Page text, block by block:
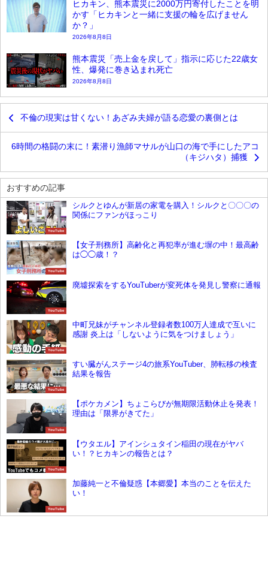
ヒカキン、熊本震災に2000万円寄付したことを明
かす「ヒカキンと一緒に支援の輪を広げません
か？」
2026年8月8日
熊本震災「売上金を戻して」指示に応じた22歳女
性、爆発に巻き込まれ死亡
2026年8月8日
不倫の現実は甘くない！あざみ夫婦が語る恋愛の裏側とは
6時間の格闘の末に！素潜り漁師マサルが山口の海で手にしたアコ
（キジハタ）捕獲
おすすめの記事
YouTube
シルクとゆんが新居の家電を購入！シルクと〇〇〇の
関係にファンがほっこり
YouTube
【女子刑務所】高齢化と再犯率が進む塀の中！最高齢
は◯◯歳！？
YouTube
廃墟探索をするYouTuberが変死体を発見し警察に通報
YouTube
中町兄妹がチャンネル登録者数100万人達成で互いに
感謝 炎上は「しないように気をつけましょう」
YouTube
すい臓がんステージ4の旅系YouTuber、肺転移の検査
結果を報告
YouTube
【ポケカメン】ちょこらびが無期限活動休止を発表！
理由は「限界がきてた」
YouTube
【ウタエル】アインシュタイン稲田の現在がヤバ
い！？ヒカキンの報告とは？
YouTube
加藤純一と不倫疑惑【本郷愛】本当のことを伝えた
い！